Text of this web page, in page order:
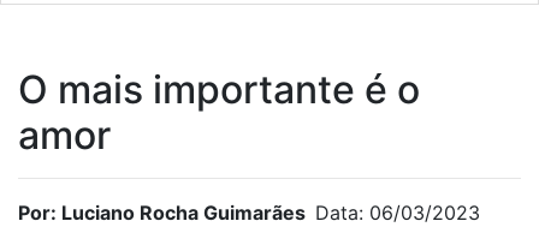
O mais importante é o
amor
Por: Luciano Rocha Guimarães Data: 06/03/2023